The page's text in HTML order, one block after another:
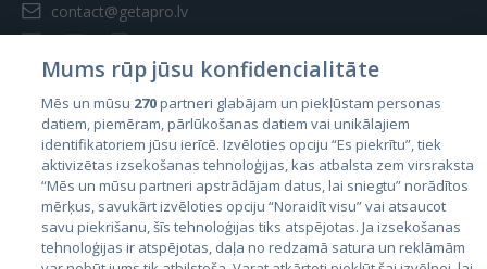
contact@getapro.lv
Valstis
Igaunija
Latvija
Lietuva
Mums rūp jūsu konfidencialitāte
Mēs un mūsu 270partneri glabājam un piekļūstam personas
datiem, piemēram, pārlūkošanas datiem vai unikālajiem
identifikatoriem jūsu ierīcē. Izvēloties opciju “Es piekrītu”, tiek
aktivizētas izsekošanas tehnoloģijas, kas atbalsta zem virsraksta
“Mēs un mūsu partneri apstrādājam datus, lai sniegtu” norādītos
mērķus, savukārt izvēloties opciju “Noraidīt visu” vai atsaucot
savu piekrišanu, šīs tehnoloģijas tiks atspējotas. Ja izsekošanas
tehnoloģijas ir atspējotas, daļa no redzamā satura un reklāmām